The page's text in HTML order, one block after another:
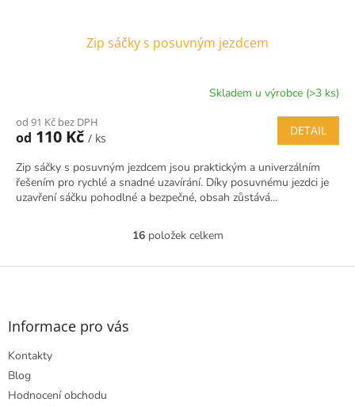
Zip sáčky s posuvným jezdcem
Skladem u výrobce (>3 ks)
od 91 Kč bez DPH
od 110 Kč / ks
DETAIL
Zip sáčky s posuvným jezdcem jsou praktickým a univerzálním
řešením pro rychlé a snadné uzavírání. Díky posuvnému jezdci je
uzavření sáčku pohodlné a bezpečné, obsah zůstává...
O
l
16položek celkem
Z
Informace pro vás
Kontakty
Blog
Hodnocení obchodu